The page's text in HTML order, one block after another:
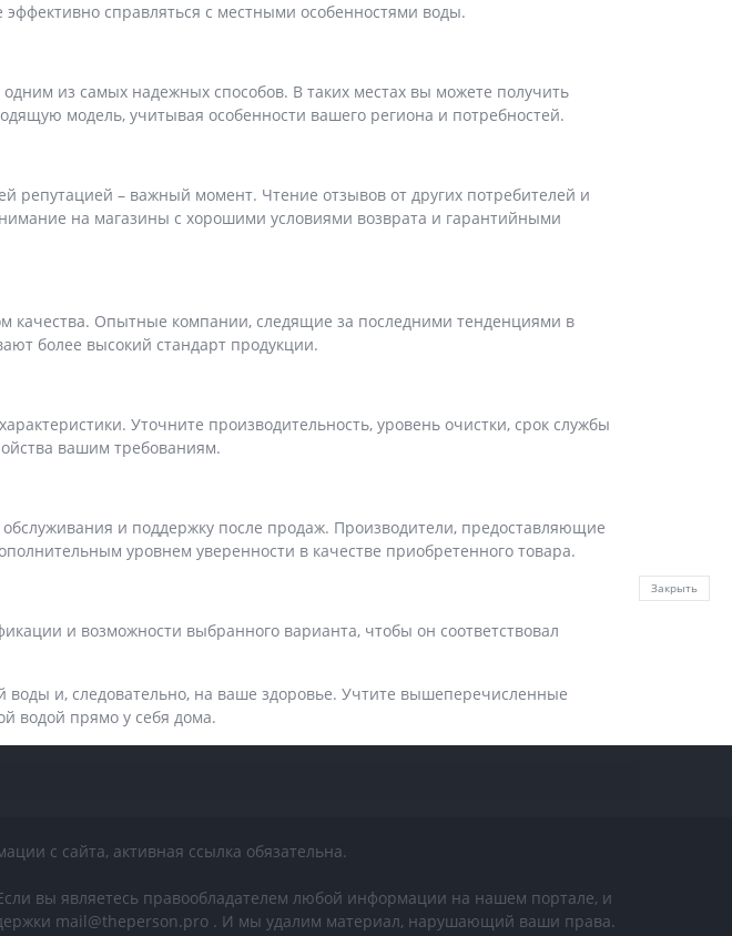
справляться с местными особенностями воды.
из самых надежных способов. В таких местах вы можете получить
модель, учитывая особенности вашего региона и потребностей.
репутацией – важный момент. Чтение отзывов от других потребителей и
на магазины с хорошими условиями возврата и гарантийными
качества. Опытные компании, следящие за последними тенденциями в
более высокий стандарт продукции.
Уточните производительность, уровень очистки, срок службы
вашим требованиям.
и поддержку после продаж. Производители, предоставляющие
уровнем уверенности в качестве приобретенного товара.
и возможности выбранного варианта, чтобы он соответствовал
и, следовательно, на ваше здоровье. Учтите вышеперечисленные
водой прямо у себя дома.
с сайта, активная ссылка обязательна.
вы являетесь правообладателем любой информации на нашем портале, и
mail@theperson.pro . И мы удалим материал, нарушающий ваши права.
Закрыть